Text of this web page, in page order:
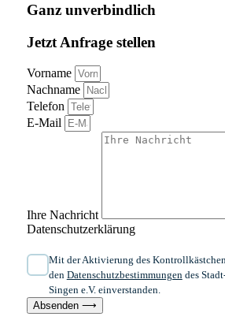
Ganz unverbindlich
Jetzt Anfrage stellen
Vorname
Nachname
Telefon
E-Mail
Ihre Nachricht
Datenschutzerklärung
Mit der Aktivierung des
den Datenschutzbestimmungendes
Singen e.V. einverstanden.
Absenden ⟶